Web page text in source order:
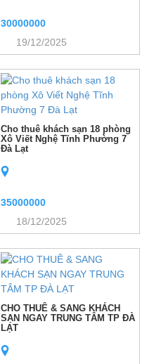
30000000
19/12/2025
Cho thuê khách sạn 18 phòng
Xô Viết Nghệ Tĩnh Phường 7
Đà Lạt
35000000
18/12/2025
CHO THUÊ & SANG KHÁCH
SẠN NGAY TRUNG TÂM TP ĐÀ
LẠT